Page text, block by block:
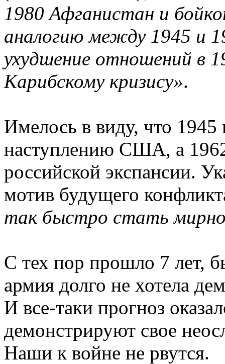
1980 Афганистан и
аналогию между 1945 и
ухудшение отношений в
Карибскому кризису».
Имелось в виду, что
наступлению США, а
российской экспансии.
мотив будущего
так быстро стать
С тех пор прошло 7 лет,
армия долго не хотела
И все-таки прогноз
демонстрируют свое
Наши к войне не рвутся.